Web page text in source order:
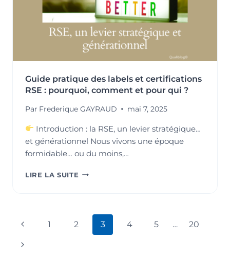
SURVEILLANCE
SELON
NORME
ISO
Guide pratique des labels et certifications
RSE : pourquoi, comment et pour qui ?
Par Frederique GAYRAUD mai 7, 2025
Introduction : la RSE, un levier stratégique…
et générationnel Nous vivons une époque
formidable… ou du moins,…
LIRE LA SUITE GUIDE
CERTIFICATIONS
RSE
Navigation
de
Page
précédente
1 2 3 4 5 … 20
Page